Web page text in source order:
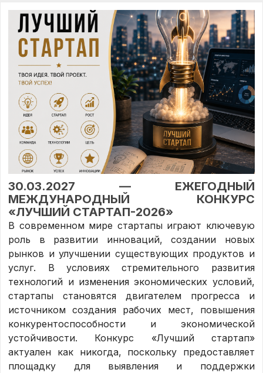
30.03.2027 — ЕЖЕГОДНЫЙ
МЕЖДУНАРОДНЫЙ КОНКУРС
«ЛУЧШИЙ СТАРТАП-2026»
В современном мире стартапы играют ключевую
роль в развитии инноваций, создании новых
рынков и улучшении существующих продуктов и
услуг. В условиях стремительного развития
технологий и изменения экономических условий,
стартапы становятся двигателем прогресса и
источником создания рабочих мест, повышения
конкурентоспособности и экономической
устойчивости. Конкурс «Лучший стартап»
актуален как никогда, поскольку предоставляет
площадку для выявления и поддержки